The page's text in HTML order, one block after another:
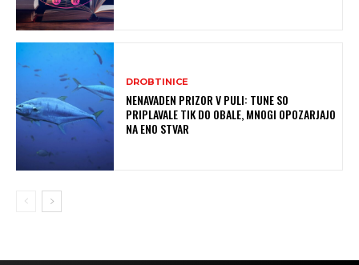
DROBTINICE
NENAVADEN PRIZOR V PULI: TUNE SO
PRIPLAVALE TIK DO OBALE, MNOGI OPOZARJAJO
NA ENO STVAR